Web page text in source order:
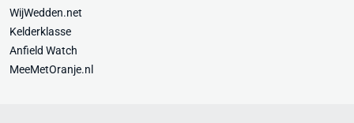
WijWedden.net
Kelderklasse
Anfield Watch
MeeMetOranje.nl